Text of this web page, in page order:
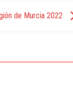
de Murcia 2022